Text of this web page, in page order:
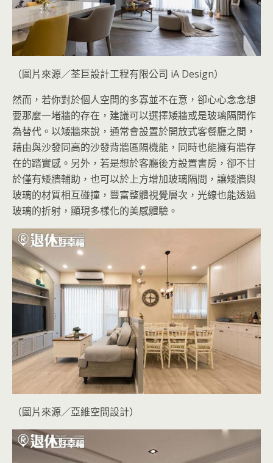
（圖片來源／荃巨設計工程有限公司 iA Design）
然而，若你對於個人空間的多寡並不在意，卻心心念念想
要那麼一堵牆的存在，建議可以選擇矮牆或是玻璃隔間作
為替代。以矮牆來說，通常會設置於開放式客餐廳之間，
藉由與沙發同高的沙發背牆區隔機能，同時也能擁有牆存
在的踏實感。另外，若是想於客廳後方設置書房，卻不甘
於僅有矮牆輔助，也可以於上方增加玻璃隔間，讓矮牆與
玻璃的材質相互碰撞，豐富整體視覺層次，光線也能透過
玻璃的折射，顯現多樣化的美感體驗。
（圖片來源／亞維空間設計）